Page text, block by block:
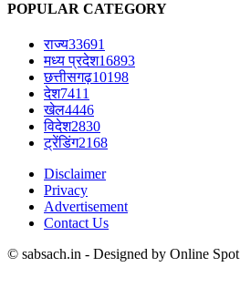
POPULAR CATEGORY
राज्य33691
मध्य प्रदेश16893
छत्तीसगढ़10198
देश7411
खेल4446
विदेश2830
ट्रेंडिंग2168
Disclaimer
Privacy
Advertisement
Contact Us
© sabsach.in - Designed by Online Spot